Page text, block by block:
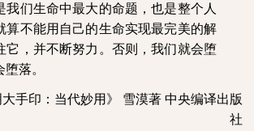
我们生命中最大的命题，也是整个人
算不能用自己的生命实现最完美的解
它，并不断努力。否则，我们就会堕
落。
手印：当代妙用》 雪漠著 中央编译出版
社